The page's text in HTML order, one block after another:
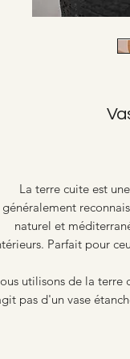
La terre cuite est
généralement
naturel et
Parfait pour
utilisons de la terre
pas d'un vase